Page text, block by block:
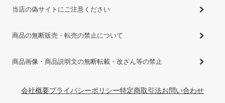
当店の偽サイトにご注意ください
商品の無断販売・転売の禁止について
商品画像・商品説明文の無断転載・改ざん等の禁止
会社概要プライバシーポリシー特定商取引法お問い合わせ